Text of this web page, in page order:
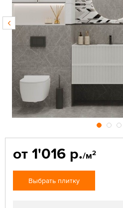
от 1'016 р./м2
Выбрать плитку